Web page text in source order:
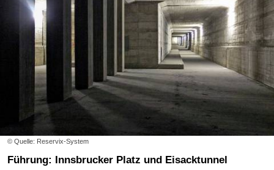
© Quelle: Reservix-System
Führung: Innsbrucker Platz und Eisacktunnel